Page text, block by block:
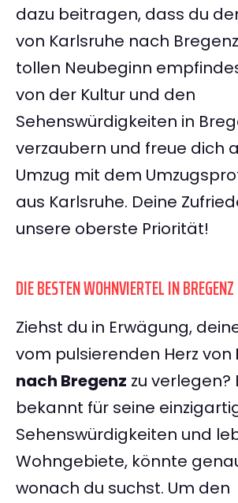
dazu beitragen, dass du
von Karlsruhe nach
tollen Neubeginn
von der Kultur und den
Sehenswürdigkeiten in
verzaubern und freue dich
Umzug mit dem
aus Karlsruhe. Deine
unsere oberste Priorität!
DIE BESTEN WOHNVIERTEL IN BREGENZ
Ziehst du in Erwägung,
vom pulsierenden Herz von
nach Bregenz zu verlegen?
bekannt für seine
Sehenswürdigkeiten und
Wohngebiete, könnte
wonach du suchst. Um den